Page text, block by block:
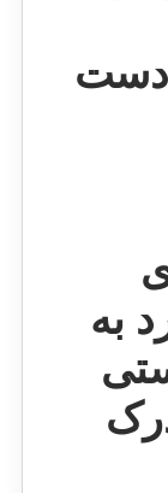
به